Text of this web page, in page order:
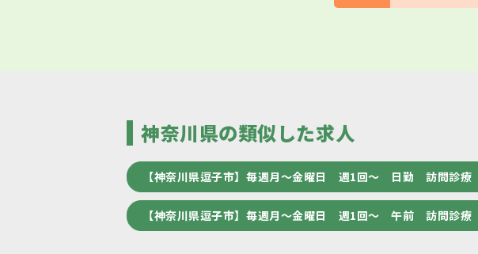
神奈川県の類似した求人
【神奈川県逗子市】毎週月～金曜日 週1回～ 日勤 訪問診療
【神奈川県逗子市】毎週月～金曜日 週1回～ 午前 訪問診療